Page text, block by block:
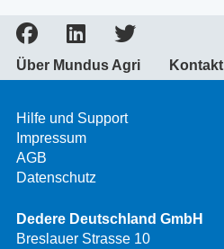
Über Mundus Agri Kontakt
Hilfe und Support
Impressum
AGB
Datenschutz
Dedere Deutschland GmbH
Breslauer Strasse 10